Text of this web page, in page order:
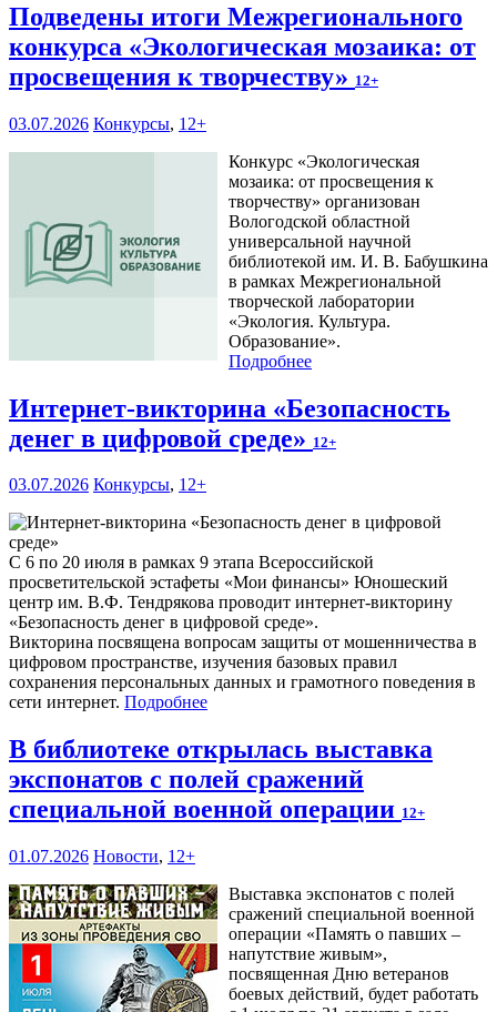
Подведены итоги Межрегионального
конкурса «Экологическая мозаика: от
просвещения к творчеству» 12+
03.07.2026 Конкурсы, 12+
Конкурс «Экологическая
мозаика: от просвещения к
творчеству» организован
Вологодской областной
универсальной научной
библиотекой им. И. В. Бабушкина
в рамках Межрегиональной
творческой лаборатории
«Экология. Культура.
Образование».
Подробнее
Интернет-викторина «Безопасность
денег в цифровой среде» 12+
03.07.2026 Конкурсы, 12+
С 6 по 20 июля в рамках 9 этапа Всероссийской
просветительской эстафеты «Мои финансы» Юношеский
центр им. В.Ф. Тендрякова проводит интернет-викторину
«Безопасность денег в цифровой среде».
Викторина посвящена вопросам защиты от мошенничества в
цифровом пространстве, изучения базовых правил
сохранения персональных данных и грамотного поведения в
сети интернет. Подробнее
В библиотеке открылась выставка
экспонатов с полей сражений
специальной военной операции 12+
01.07.2026 Новости, 12+
Выставка экспонатов с полей
сражений специальной военной
операции «Память о павших –
напутствие живым»,
посвященная Дню ветеранов
боевых действий, будет работать